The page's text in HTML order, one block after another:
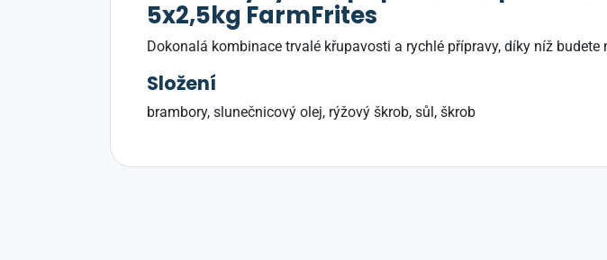
5x2,5kg FarmFrites
Dokonalá kombinace trvalé křupavosti a rychlé přípravy, díky níž
Složení
brambory, slunečnicový olej, rýžový škrob, sůl, škrob